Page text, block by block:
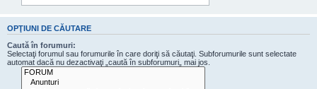
OPŢIUNI DE CĂUTARE
Caută în forumuri:
Selectaţi forumul sau forumurile în care doriţi să căutaţi. Subforumurile sunt selectate
automat dacă nu dezactivaţi „caută în subforumuri„ mai jos.